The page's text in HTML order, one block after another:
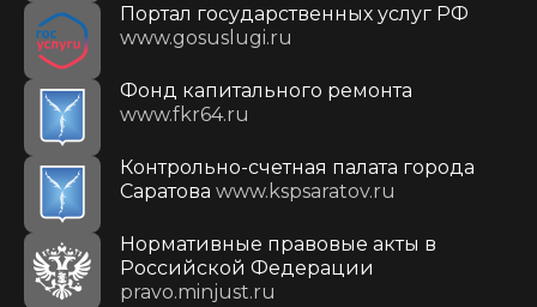
Портал государственных услуг РФ
www.gosuslugi.ru
Фонд капитального ремонта
www.fkr64.ru
Контрольно-счетная палата города
Саратова www.kspsaratov.ru
Нормативные правовые акты в
Российской Федерации
pravo.minjust.ru